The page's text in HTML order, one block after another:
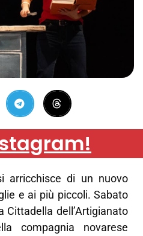
arricchisce di un nuovo
e ai più piccoli. Sabato
Cittadella dell’Artigianato
compagnia novarese